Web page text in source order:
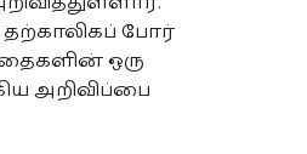
போர்
ஒரு
அறிவிப்பை